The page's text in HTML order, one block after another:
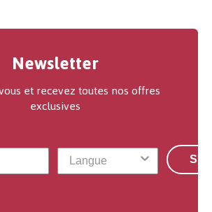
Newsletter
et recevez toutes nos offres
exclusives